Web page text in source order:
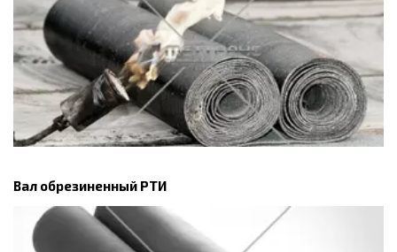
Вал обрезиненный РТИ